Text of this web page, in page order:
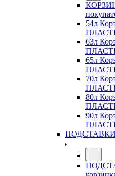
54л
63л
65л
70л
80л
90л
ПОДСТАВКИ